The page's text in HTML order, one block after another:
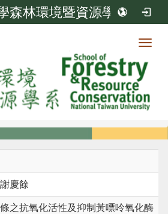
森林環境暨資源學系
慶餘
之抗氧化活性及抑制黃嘌呤氧化酶